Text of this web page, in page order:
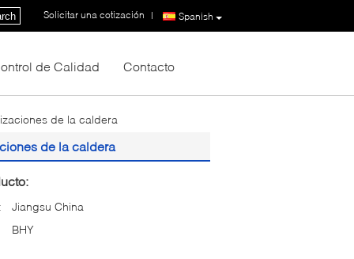
Spanish
Solicitar una cotización |
de Calidad Contacto
de la caldera
de la caldera
Jiangsu China
BHY